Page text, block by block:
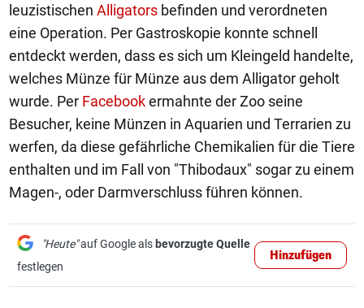
leuzistischen Alligators befinden und verordneten
eine Operation. Per Gastroskopie konnte schnell
entdeckt werden, dass es sich um Kleingeld handelte,
welches Münze für Münze aus dem Alligator geholt
wurde. Per Facebookermahnte der Zoo seine
Besucher, keine Münzen in Aquarien und Terrarien zu
werfen, da diese gefährliche Chemikalien für die Tiere
enthalten und im Fall von "Thibodaux" sogar zu einem
Magen-, oder Darmverschluss führen können.
"Heute"auf Google als bevorzugte Quelle
festlegen
Hinzufügen